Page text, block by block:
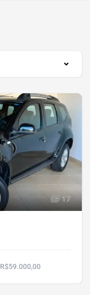
17
R$59.000,00